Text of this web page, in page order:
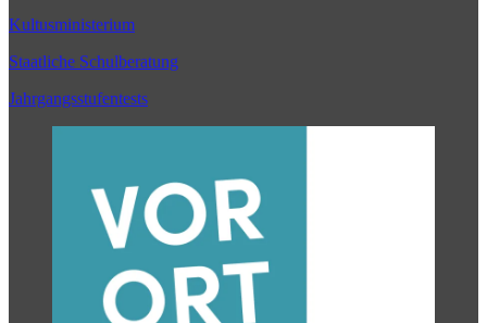
Kultusministerium
Staatliche Schulberatung
Jahrgangsstufentests